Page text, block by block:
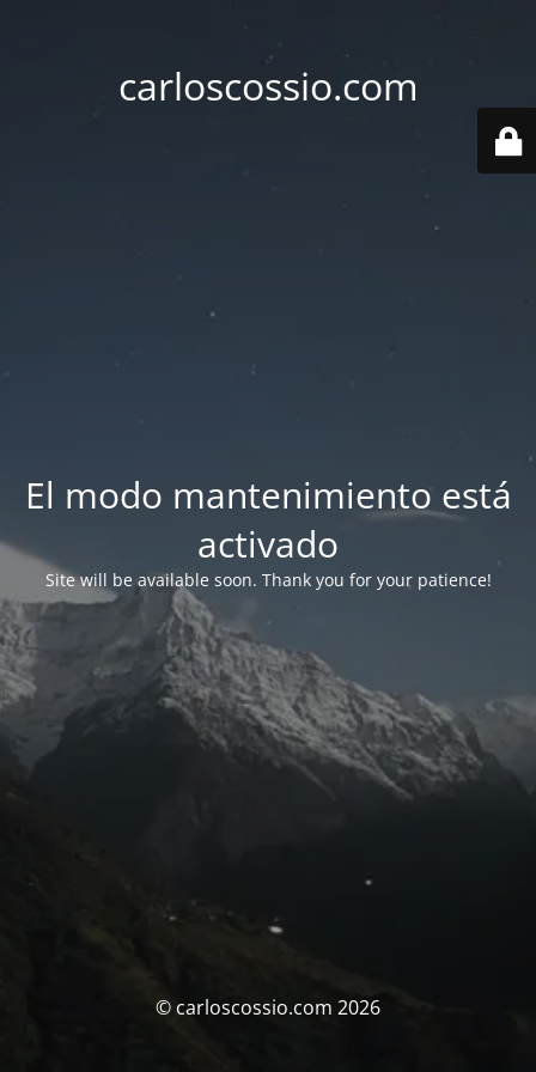
carloscossio.com
El modo mantenimiento está
activado
Site will be available soon. Thank you for your patience!
© carloscossio.com 2026